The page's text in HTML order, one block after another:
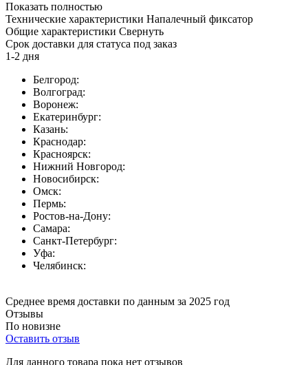
Показать полностью
Технические характеристики Напалечный фиксатор
Общие характеристики Свернуть
Срок доставки для статуса под заказ
1-2 дня
Белгород:
Волгоград:
Воронеж:
Екатеринбург:
Казань:
Краснодар:
Красноярск:
Нижний Новгород:
Новосибирск:
Омск:
Пермь:
Ростов-на-Дону:
Самара:
Санкт-Петербург:
Уфа:
Челябинск:
Среднее время доставки по данным за 2025 год
Отзывы
По новизне
Оставить отзыв
Для данного товара пока нет отзывов